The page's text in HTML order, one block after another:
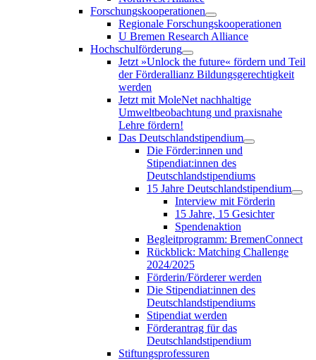
Forschungskooperationen
Regionale Forschungskooperationen
U Bremen Research Alliance
Hochschulförderung
Jetzt »Unlock the future« fördern und Teil
der Förderallianz Bildungsgerechtigkeit
werden
Jetzt mit MoleNet nachhaltige
Umweltbeobachtung und praxisnahe
Lehre fördern!
Das Deutschlandstipendium
Die Förder:innen und
Stipendiat:innen des
Deutschlandstipendiums
15 Jahre Deutschlandstipendium
Interview mit Förderin
15 Jahre, 15 Gesichter
Spendenaktion
Begleitprogramm: BremenConnect
Rückblick: Matching Challenge
2024/2025
Förderin/Förderer werden
Die Stipendiat:innen des
Deutschlandstipendiums
Stipendiat werden
Förderantrag für das
Deutschlandstipendium
Stiftungsprofessuren